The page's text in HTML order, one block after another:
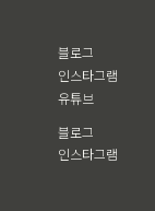
블로그
인스타그램
유튜브
블로그
인스타그램